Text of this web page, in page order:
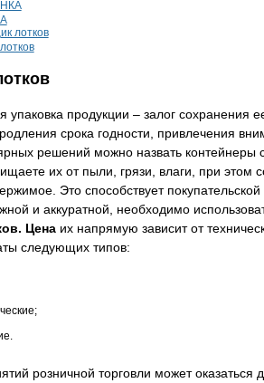
упаковка продукции – залог сохранения
срока годности, привлечения
решений можно назвать контейнеры
их от пыли, грязи, влаги, при этом
Это способствует
и аккуратной, необходимо
Ценаих напрямую зависит от
следующих типов:
розничной торговли может